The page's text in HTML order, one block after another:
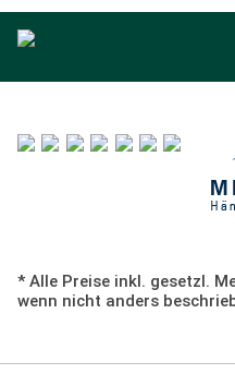
* Alle Preise inkl. gesetzl.
wenn nicht anders